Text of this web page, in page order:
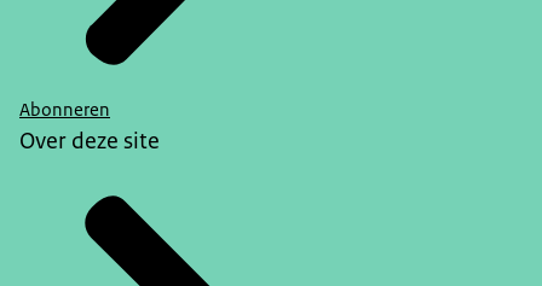
Abonneren
Over deze site